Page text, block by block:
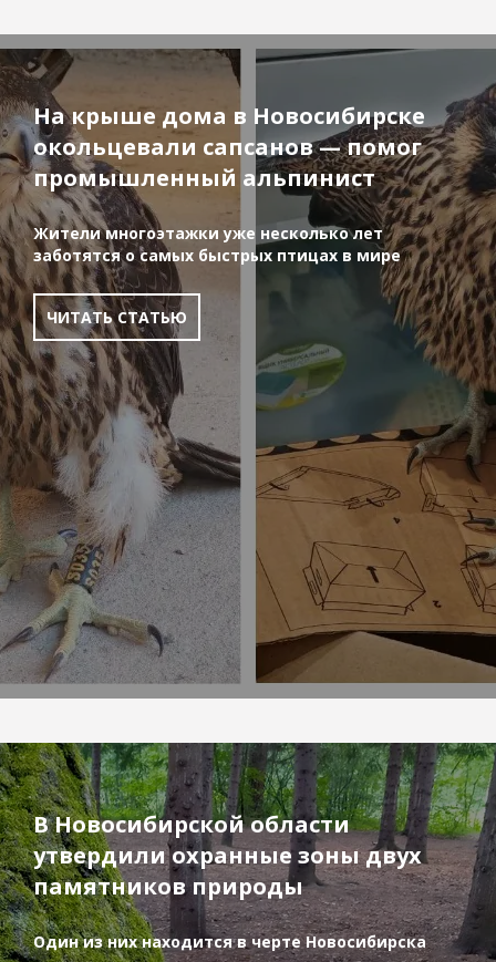
На крыше дома в Новосибирске
окольцевали сапсанов — помог
промышленный альпинист
Жители многоэтажки уже несколько лет
заботятся о самых быстрых птицах в мире
ЧИТАТЬ СТАТЬЮ
В Новосибирской области
утвердили охранные зоны двух
памятников природы
Один из них находится в черте Новосибирска